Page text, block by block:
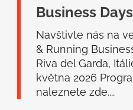
Business Days
Navštivte nás na
& Running
Riva del Garda,
května 2026
naleznete zde....